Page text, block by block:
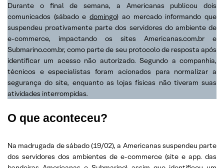
Durante o final de semana, a Americanas publicou dois
comunicados (sábado edomingo) ao mercado informando que
suspendeu proativamente parte dos servidores do ambiente de
e-commerce, impactando os sites Americanas.com.br e
Submarino.com.br, como parte de seu protocolo de resposta após
identificar um acesso não autorizado. Segundo a companhia,
técnicos e especialistas foram acionados para normalizar a
segurança do site, enquanto as lojas físicas não tiveram suas
atividades interrompidas.
O que aconteceu?
Na madrugada de sábado (19/02), a Americanas suspendeu parte
dos servidores dos ambientes de e-commerce (site e app. das